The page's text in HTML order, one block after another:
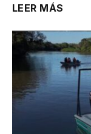
LEER MÁS